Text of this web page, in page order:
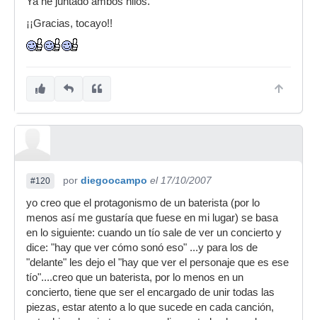
¡¡Gracias, tocayo!!
#120 por diegoocampo el 17/10/2007
yo creo que el protagonismo de un baterista (por lo
menos así me gustaría que fuese en mi lugar) se basa
en lo siguiente: cuando un tío sale de ver un concierto y
dice: "hay que ver cómo sonó eso" ...y para los de
"delante" les dejo el "hay que ver el personaje que es ese
tío"....creo que un baterista, por lo menos en un
concierto, tiene que ser el encargado de unir todas las
piezas, estar atento a lo que sucede en cada canción,